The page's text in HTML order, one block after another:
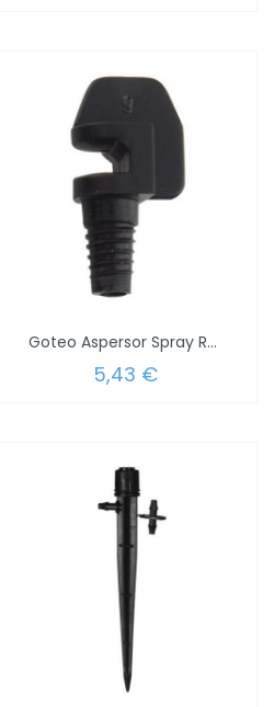
Goteo Aspersor Spray Roscado 180º (Blister...
5,43 €